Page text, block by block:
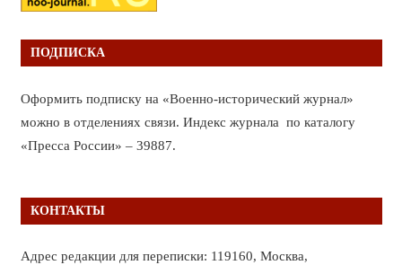
ПОДПИСКА
Оформить подписку на «Военно-исторический журнал»
можно в отделениях связи. Индекс журнала по каталогу
«Пресса России» – 39887.
КОНТАКТЫ
Адрес редакции для переписки: 119160, Москва,